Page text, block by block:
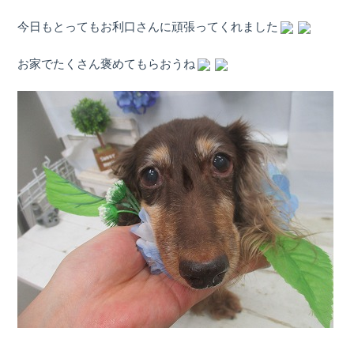
今日もとってもお利口さんに頑張ってくれました
お家でたくさん褒めてもらおうね